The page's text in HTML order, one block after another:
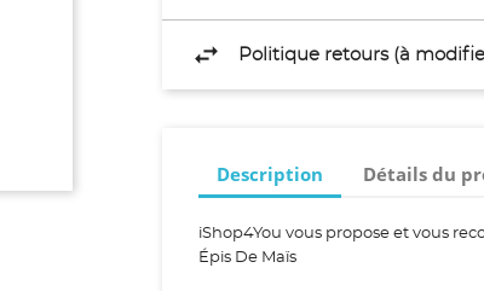
Politique retours (à
Description Détails du
iShop4You vous propose et vous
Épis De Maïs